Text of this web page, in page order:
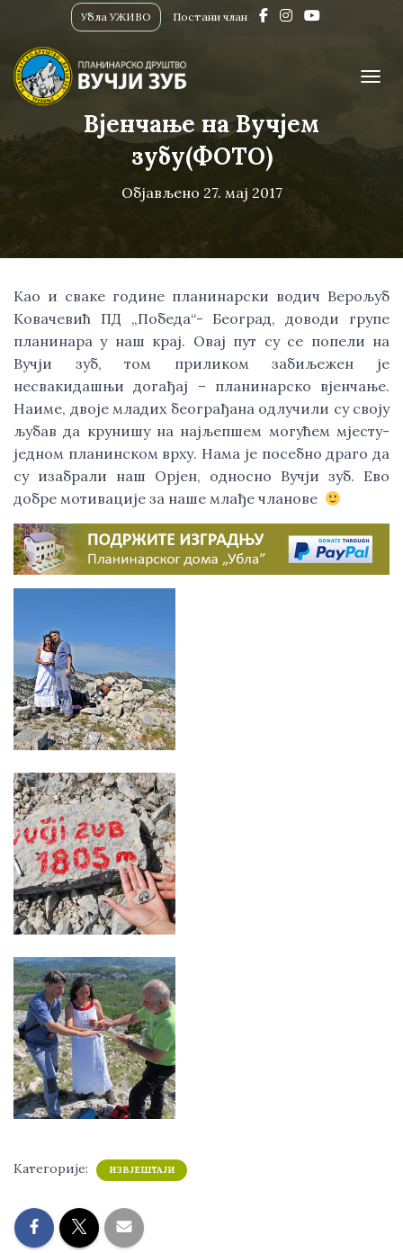
Убла УЖИВО Постани члан
Вјенчање на Вучјем
зубу(ФОТО)
Објављено 27. мај 2017
Као и сваке године планинарски водич Верољуб
Ковачевић ПД „Победа“- Београд, доводи групе
планинара у наш крај. Овај пут су се попели на
Вучји зуб, том приликом забиљежен је
несвакидашњи догађај – планинарско вјенчање.
Наиме, двоје младих београђана одлучили су своју
љубав да крунишу на најљепшем могућем мјесту-
једном планинском врху. Нама је посебно драго да
су изабрали наш Орјен, односно Вучји зуб. Ево
добре мотивације за наше млађе чланове
Категорије: ИЗВЈЕШТАЈИ